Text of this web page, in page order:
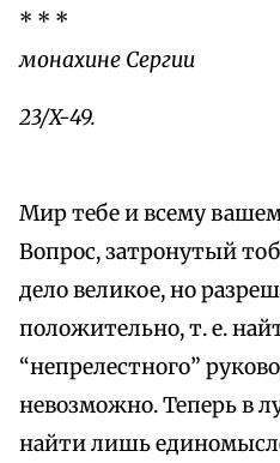
* * *
монахине Сергии
23/X-49.
Мир тебе и всему
Вопрос, затронутый
дело великое, но
положительно, т. е.
“непрелестного”
невозможно. Теперь в
найти лишь